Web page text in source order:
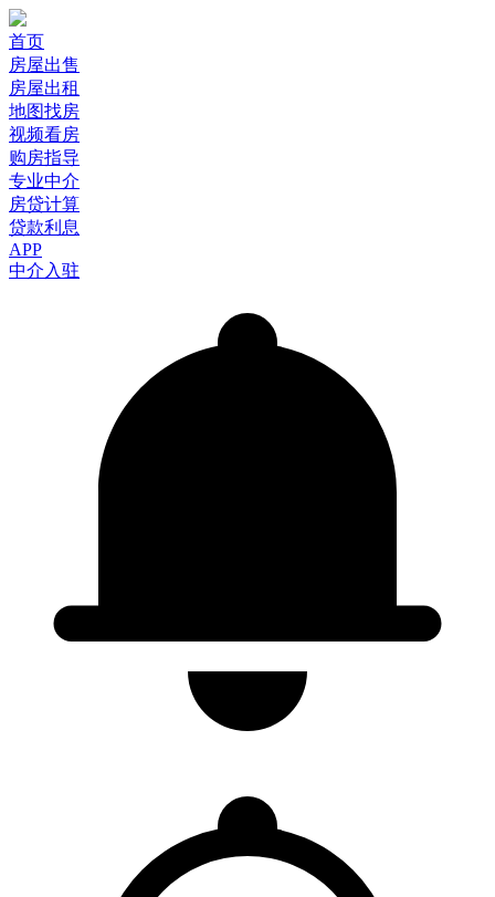
首页
房屋出售
房屋出租
地图找房
视频看房
购房指导
专业中介
房贷计算
贷款利息
APP
中介入驻